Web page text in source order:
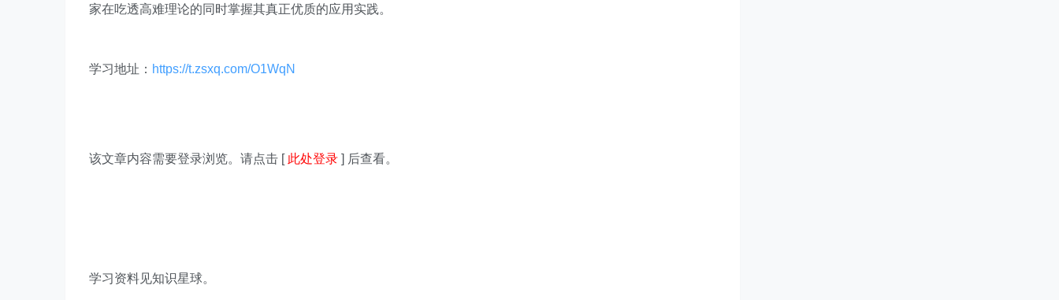
家在吃透高难理论的同时掌握其真正优质的应用实践。
学习地址： https://t.zsxq.com/O1WqN
该文章内容需要登录浏览。请点击 [ 此处登录 ] 后查看。
学习资料见知识星球。